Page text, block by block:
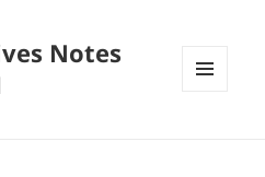
Notes